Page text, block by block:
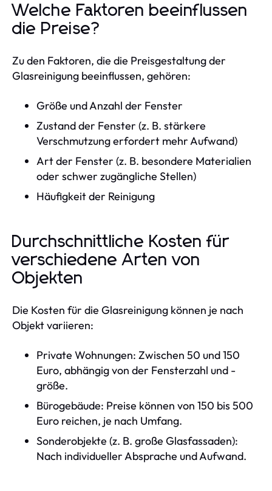
Welche Faktoren beeinflussen
die Preise?
Zu den Faktoren, die die Preisgestaltung der
Glasreinigung beeinflussen, gehören:
Größe und Anzahl der Fenster
Zustand der Fenster (z. B. stärkere
Verschmutzung erfordert mehr Aufwand)
Art der Fenster (z. B. besondere Materialien
oder schwer zugängliche Stellen)
Häufigkeit der Reinigung
Durchschnittliche Kosten für
verschiedene Arten von
Objekten
Die Kosten für die Glasreinigung können je nach
Objekt variieren:
Private Wohnungen: Zwischen 50 und 150
Euro, abhängig von der Fensterzahl und -
größe.
Bürogebäude: Preise können von 150 bis 500
Euro reichen, je nach Umfang.
Sonderobjekte (z. B. große Glasfassaden):
Nach individueller Absprache und Aufwand.